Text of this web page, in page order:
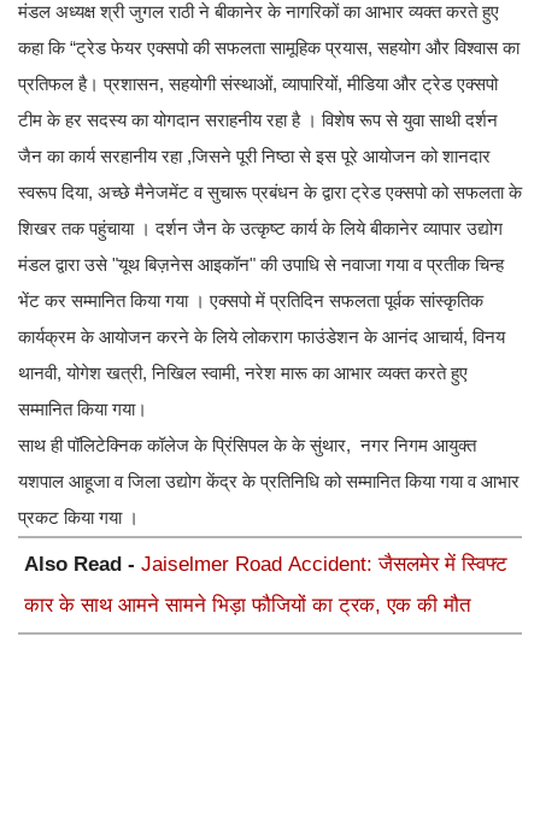
मंडल अध्यक्ष श्री जुगल राठी ने बीकानेर के नागरिकों का आभार व्यक्त करते हुए
कहा कि “ट्रेड फेयर एक्सपो की सफलता सामूहिक प्रयास, सहयोग और विश्वास का
प्रतिफल है। प्रशासन, सहयोगी संस्थाओं, व्यापारियों, मीडिया और ट्रेड एक्सपो
टीम के हर सदस्य का योगदान सराहनीय रहा है । विशेष रूप से युवा साथी दर्शन
जैन का कार्य सरहानीय रहा ,जिसने पूरी निष्ठा से इस पूरे आयोजन को शानदार
स्वरूप दिया, अच्छे मैनेजमेंट व सुचारू प्रबंधन के द्वारा ट्रेड एक्सपो को सफलता के
शिखर तक पहुंचाया । दर्शन जैन के उत्कृष्ट कार्य के लिये बीकानेर व्यापार उद्योग
मंडल द्वारा उसे "यूथ बिज़नेस आइकॉन" की उपाधि से नवाजा गया व प्रतीक चिन्ह
भेंट कर सम्मानित किया गया । एक्सपो में प्रतिदिन सफलता पूर्वक सांस्कृतिक
कार्यक्रम के आयोजन करने के लिये लोकराग फाउंडेशन के आनंद आचार्य, विनय
थानवी, योगेश खत्री, निखिल स्वामी, नरेश मारू का आभार व्यक्त करते हुए
सम्मानित किया गया।
साथ ही पॉलिटेक्निक कॉलेज के प्रिंसिपल के के सुंथार, नगर निगम आयुक्त
यशपाल आहूजा व जिला उद्योग केंद्र के प्रतिनिधि को सम्मानित किया गया व आभार
प्रकट किया गया ।
Also Read - Jaiselmer Road Accident: जैसलमेर में स्विफ्ट
कार के साथ आमने सामने भिड़ा फौजियों का ट्रक, एक की मौत